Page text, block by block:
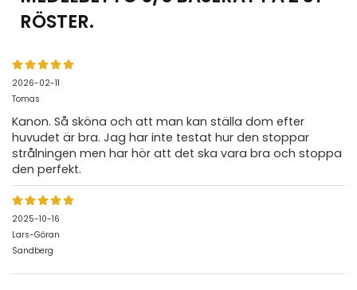
RÖSTER.
2026-02-11
Tomas
Kanon. Så sköna och att man kan ställa dom efter
huvudet är bra. Jag har inte testat hur den stoppar
strålningen men har hör att det ska vara bra och stoppa
den perfekt.
2025-10-16
Lars-Göran
Sandberg